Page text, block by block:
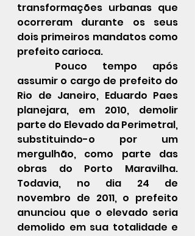
transformações urbanas que
ocorreram durante os seus
dois primeiros mandatos como
prefeito carioca.
Pouco tempo após
assumir o cargo de prefeito do
Rio de Janeiro, Eduardo Paes
planejara, em 2010, demolir
parte do Elevado da Perimetral,
substituindo-o por um
mergulhão, como parte das
obras do Porto Maravilha.
Todavia, no dia 24 de
novembro de 2011, o prefeito
anunciou que o elevado seria
demolido em sua totalidade e